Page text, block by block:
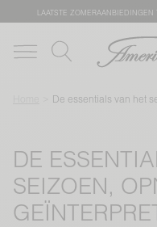
LAATSTE
De essentials van het
DE
SEIZOEN,